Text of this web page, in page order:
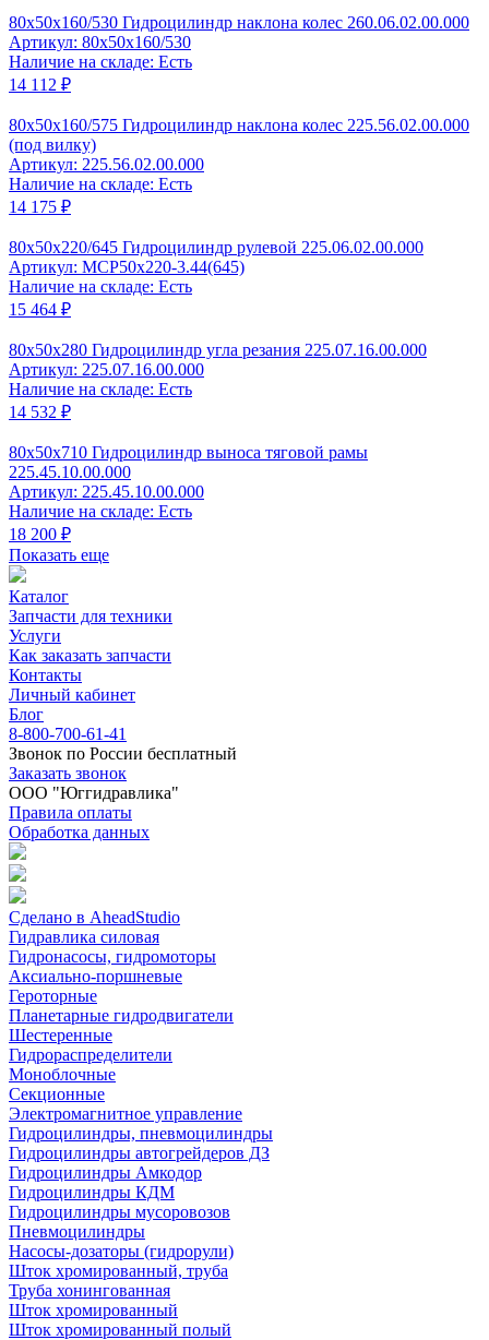
80x50x160/530 Гидроцилиндр наклона колес 260.06.02.00.000
Артикул: 80x50x160/530
Наличие на складе: Есть
14 112 ₽
80x50x160/575 Гидроцилиндр наклона колес 225.56.02.00.000
(под вилку)
Артикул: 225.56.02.00.000
Наличие на складе: Есть
14 175 ₽
80x50x220/645 Гидроцилиндр рулевой 225.06.02.00.000
Артикул: MCP50x220-3.44(645)
Наличие на складе: Есть
15 464 ₽
80x50x280 Гидроцилиндр угла резания 225.07.16.00.000
Артикул: 225.07.16.00.000
Наличие на складе: Есть
14 532 ₽
80x50x710 Гидроцилиндр выноса тяговой рамы
225.45.10.00.000
Артикул: 225.45.10.00.000
Наличие на складе: Есть
18 200 ₽
Показать еще
Каталог
Запчасти для техники
Услуги
Как заказать запчасти
Контакты
Личный кабинет
Блог
8-800-700-61-41
Звонок по России бесплатный
Заказать звонок
ООО "Юггидравлика"
Правила оплаты
Обработка данных
Сделано в AheadStudio
Гидравлика силовая
Гидронасосы, гидромоторы
Аксиально-поршневые
Героторные
Планетарные гидродвигатели
Шестеренные
Гидрораспределители
Моноблочные
Секционные
Электромагнитное управление
Гидроцилиндры, пневмоцилиндры
Гидроцилиндры автогрейдеров ДЗ
Гидроцилиндры Амкодор
Гидроцилиндры КДМ
Гидроцилиндры мусоровозов
Пневмоцилиндры
Насосы-дозаторы (гидрорули)
Шток хромированный, труба
Труба хонингованная
Шток хромированный
Шток хромированный полый